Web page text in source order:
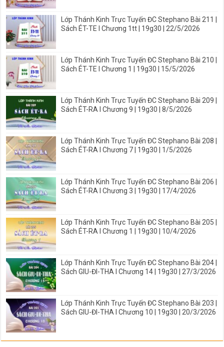
Lớp Thánh Kinh Trực Tuyến ĐC Stephano Bài 211 |
Sách ÉT-TE I Chương 1tt | 19g30 | 22/5/2026
Lớp Thánh Kinh Trực Tuyến ĐC Stephano Bài 210 |
Sách ÉT-TE I Chương 1 | 19g30 | 15/5/2026
Lớp Thánh Kinh Trực Tuyến ĐC Stephano Bài 209 |
Sách ÉT-RA I Chương 9 | 19g30 | 8/5/2026
Lớp Thánh Kinh Trực Tuyến ĐC Stephano Bài 208 |
Sách ÉT-RA I Chương 7 | 19g30 | 1/5/2026
Lớp Thánh Kinh Trực Tuyến ĐC Stephano Bài 206 |
Sách ÉT-RA I Chương 3 | 19g30 | 17/4/2026
Lớp Thánh Kinh Trực Tuyến ĐC Stephano Bài 205 |
Sách ÉT-RA I Chương 1 | 19g30 | 10/4/2026
Lớp Thánh Kinh Trực Tuyến ĐC Stephano Bài 204 |
Sách GIU-ĐI-THA I Chương 14 | 19g30 | 27/3/2026
Lớp Thánh Kinh Trực Tuyến ĐC Stephano Bài 203 |
Sách GIU-ĐI-THA I Chương 10 | 19g30 | 20/3/2026